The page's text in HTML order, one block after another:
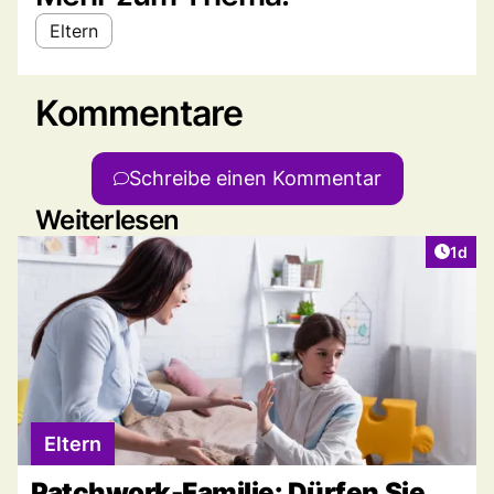
Eltern
Kommentare
Schreibe einen Kommentar
Weiterlesen
1d
Eltern